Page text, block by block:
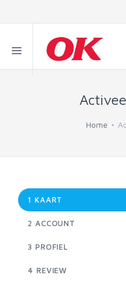
Home
1 KAART
2 ACCOUNT
3 PROFIEL
4 REVIEW